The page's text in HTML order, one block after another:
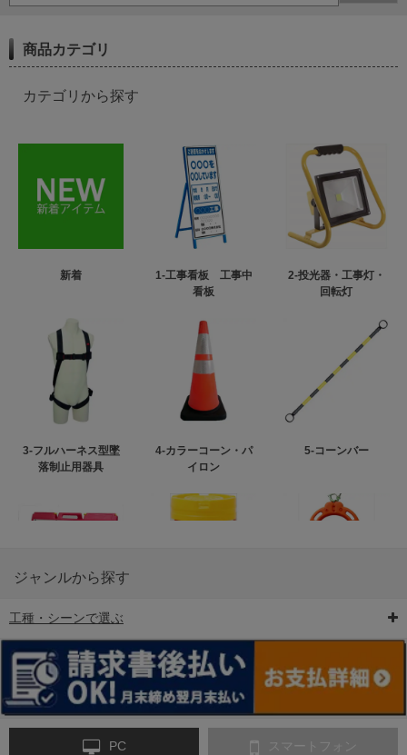
商品カテゴリ
カテゴリから探す
新着
1-工事看板 工事中
看板
2-投光器・工事灯・
回転灯
3-フルハーネス型墜
落制止用器具
4-カラーコーン・パ
イロン
5-コーンバー
6-矢印板/LED矢印板
ンス
ジャンルから探す
工種・シーンで選ぶ
PC スマートフォン